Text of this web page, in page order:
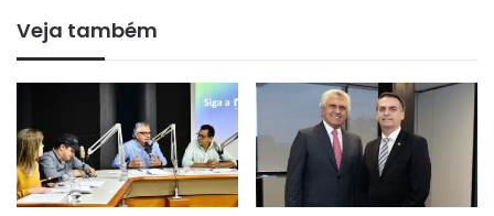
ESTÍMULO AOS JOVENS TALENTOS –
Brasileira de Matemática já estão
abertas
Veja também